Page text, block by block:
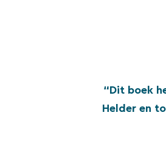
“Dit boek
Helder en